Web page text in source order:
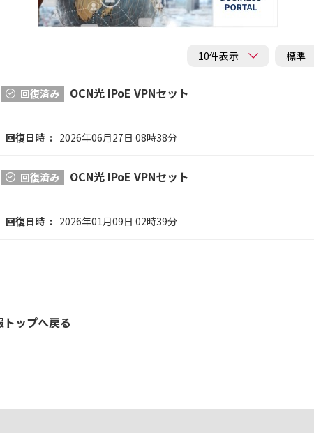
回復済み
OCN光 IPoE VPNセット
回復日時 2026年06月27日 08時38分
回復済み
OCN光 IPoE VPNセット
回復日時 2026年01月09日 02時39分
ップへ戻る